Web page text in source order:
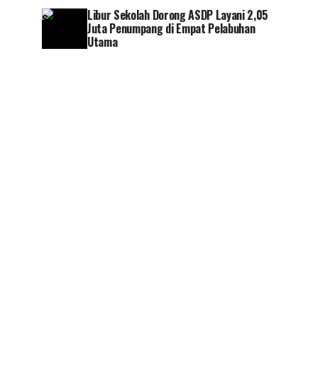
Libur Sekolah Dorong ASDP Layani 2,05
Juta Penumpang di Empat Pelabuhan
Utama